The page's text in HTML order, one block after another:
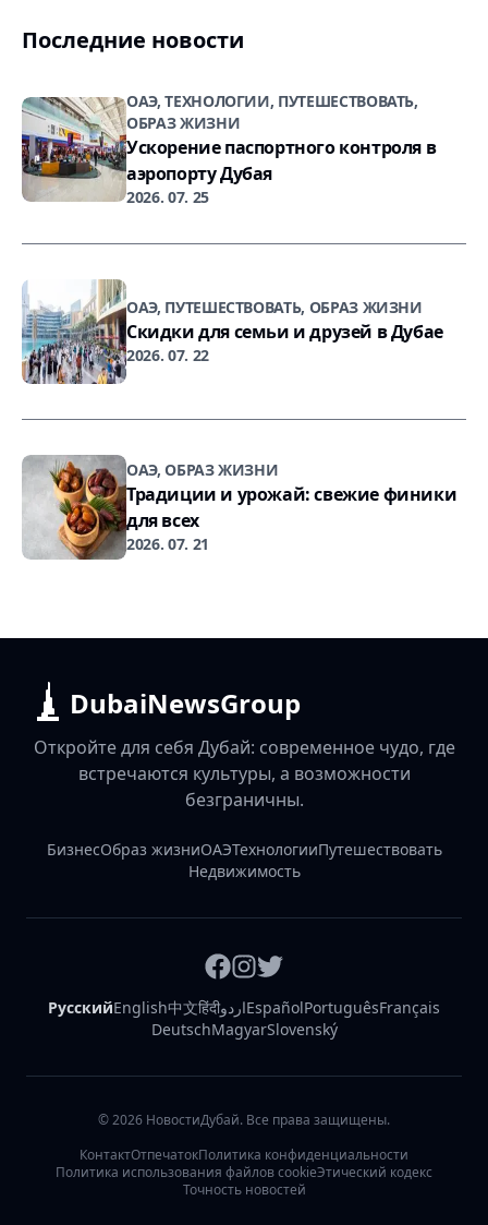
Последние новости
ОАЭ, ТЕХНОЛОГИИ, ПУТЕШЕСТВОВАТЬ,
ОБРАЗ ЖИЗНИ
Ускорение паспортного контроля в
аэропорту Дубая
2026. 07. 25
ОАЭ, ПУТЕШЕСТВОВАТЬ, ОБРАЗ ЖИЗНИ
Скидки для семьи и друзей в Дубае
2026. 07. 22
ОАЭ, ОБРАЗ ЖИЗНИ
Традиции и урожай: свежие финики
для всех
2026. 07. 21
DubaiNewsGroup
Откройте для себя Дубай: современное чудо, где
встречаются культуры, а возможности
безграничны.
БизнесОбраз жизниОАЭТехнологииПутешествовать
Недвижимость
РусскийEnglish中文हिंदीاردوEspañolPortuguêsFrançais
DeutschMagyarSlovenský
©2026 НовостиДубай. Все права защищены.
КонтактОтпечатокПолитика конфиденциальности
Политика использования файлов cookieЭтический кодекс
Точность новостей